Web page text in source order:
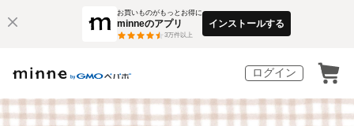
お買いものがもっとお得に
minneのアプリ
3万件以上
インストールする
ログイン